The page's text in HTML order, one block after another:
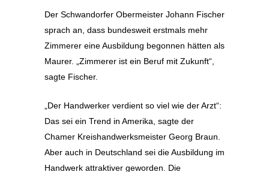
Der Schwandorfer Obermeister Johann Fischer
sprach an, dass bundesweit erstmals mehr
Zimmerer eine Ausbildung begonnen hätten als
Maurer. „Zimmerer ist ein Beruf mit Zukunft“,
sagte Fischer.
„Der Handwerker verdient so viel wie der Arzt“:
Das sei ein Trend in Amerika, sagte der
Chamer Kreishandwerksmeister Georg Braun.
Aber auch in Deutschland sei die Ausbildung im
Handwerk attraktiver geworden. Die